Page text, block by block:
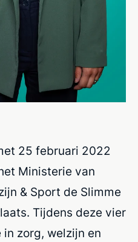
25 februari 2022
Ministerie van
& Sport de Slimme
Tijdens deze vier
zorg, welzijn en